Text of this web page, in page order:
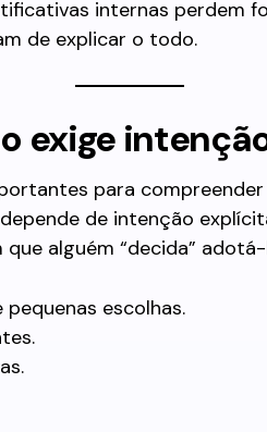
internas perdem
de explicar o todo.
exige
para
de intenção
alguém “decida”
escolhas.